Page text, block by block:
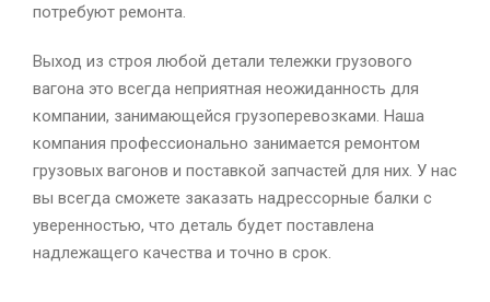
потребуют ремонта.
Выход из строя любой детали тележки грузового
вагона это всегда неприятная неожиданность для
компании, занимающейся грузоперевозками. Наша
компания профессионально занимается ремонтом
грузовых вагонов и поставкой запчастей для них. У нас
вы всегда сможете заказать надрессорные балки с
уверенностью, что деталь будет поставлена
надлежащего качества и точно в срок.